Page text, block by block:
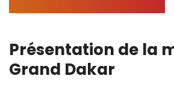
Présentation de la
Grand Dakar